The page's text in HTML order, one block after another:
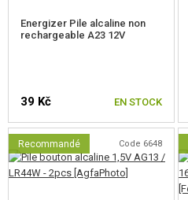
Energizer Pile alcaline non
rechargeable A23 12V
39 Kč EN STOCK
Recommandé Code 6648